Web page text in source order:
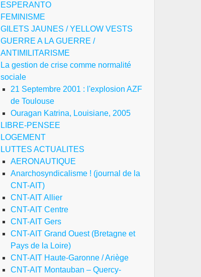
ESPERANTO
FEMINISME
GILETS JAUNES / YELLOW VESTS
GUERRE A LA GUERRE /
ANTIMILITARISME
La gestion de crise comme normalité
sociale
21 Septembre 2001 : l'explosion AZF
de Toulouse
Ouragan Katrina, Louisiane, 2005
LIBRE-PENSEE
LOGEMENT
LUTTES ACTUALITES
AERONAUTIQUE
Anarchosyndicalisme ! (journal de la
CNT-AIT)
CNT-AIT Allier
CNT-AIT Centre
CNT-AIT Gers
CNT-AIT Grand Ouest (Bretagne et
Pays de la Loire)
CNT-AIT Haute-Garonne / Ariège
CNT-AIT Montauban – Quercy-